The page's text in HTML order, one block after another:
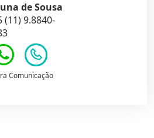
de Sousa
(11) 9.8840-
Comunicação